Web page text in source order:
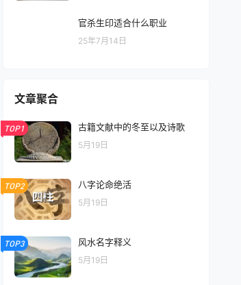
官杀生印适合什么职业
25年7月14日
文章聚合
TOP1 古籍文献中的冬至以及诗歌
5月19日
TOP2 八字论命绝活
5月19日
TOP3 风水名字释义
5月19日